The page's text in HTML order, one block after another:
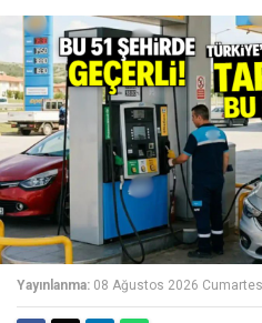
Yayınlanma: 08 Ağustos 2026